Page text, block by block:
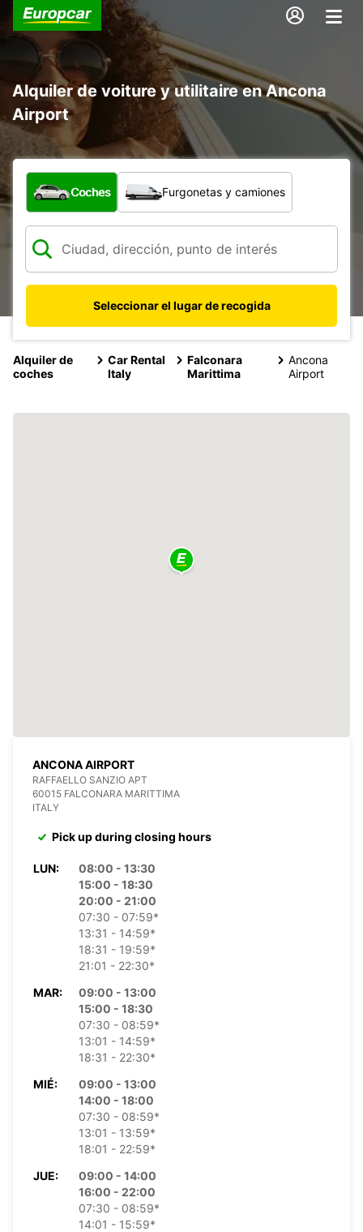
Alquiler de voiture y utilitaire en Ancona
Airport
¿Qué tipo de vehículo?
Coches Furgonetas y camiones
Seleccionar el lugar de recogida
Alquiler de
coches
Car Rental
Italy
Falconara
Marittima
Ancona
Airport
ANCONA AIRPORT
RAFFAELLO SANZIO APT
60015 FALCONARA MARITTIMA
ITALY
Pick up during closing hours
LUN:
08:00 - 13:30
15:00 - 18:30
20:00 - 21:00
07:30 - 07:59*
13:31 - 14:59*
18:31 - 19:59*
21:01 - 22:30*
MAR:
09:00 - 13:00
15:00 - 18:30
07:30 - 08:59*
13:01 - 14:59*
18:31 - 22:30*
MIÉ:
09:00 - 13:00
14:00 - 18:00
07:30 - 08:59*
13:01 - 13:59*
18:01 - 22:59*
JUE:
09:00 - 14:00
16:00 - 22:00
07:30 - 08:59*
14:01 - 15:59*